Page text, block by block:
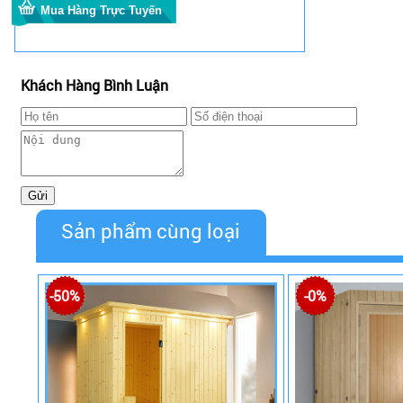
Khách Hàng Bình Luận
Sản phẩm cùng loại
-50% -0%